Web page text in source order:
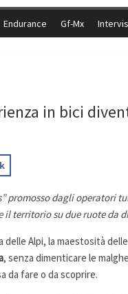
Endurance Gf-Mx
in bici
promosso dagli operatori
il territorio su due ruote da
delle Alpi, la maestosità
, senza dimenticare le
da fare o da scoprire.